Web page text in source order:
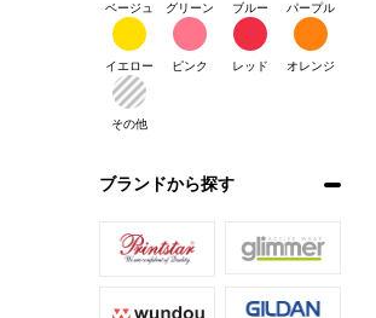
ベージュ グリーン ブルー パープル
イエロー ピンク レッド オレンジ
その他
ブランドから探す